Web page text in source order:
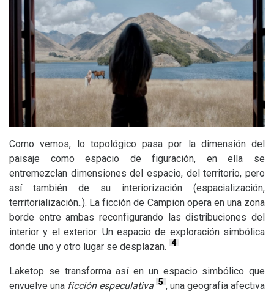
Como vemos, lo topológico pasa por la dimensión del
paisaje como espacio de figuración, en ella se
entremezclan dimensiones del espacio, del territorio, pero
así también de su interiorización (espacialización,
territorialización..). La ficción de Campion opera en una zona
borde entre ambas reconfigurando las distribuciones del
interior y el exterior. Un espacio de exploración simbólica
donde uno y otro lugar se desplazan. 4
Laketop se transforma así en un espacio simbólico que
envuelve una ficción especulativa 5 , una geografía afectiva